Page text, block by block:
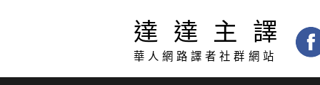
達達主譯
華人網路譯者社群網站